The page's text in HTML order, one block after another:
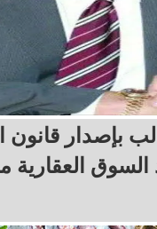
بإصدار قانون
السوق العقارية